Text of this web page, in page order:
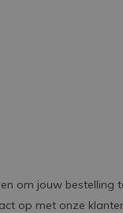
om jouw bestelling
op met onze